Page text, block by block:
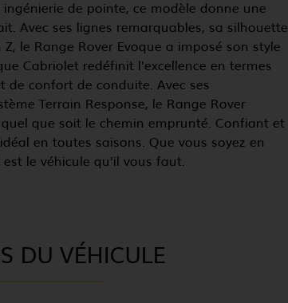
de pointe, ce modèle donne une
Avec ses lignes remarquables, sa silhouette
le Range Rover Evoque a imposé son style
Cabriolet redéfinit l'excellence en termes
de confort de conduite. Avec ses
Terrain Response, le Range Rover
que soit le chemin emprunté. Confiant et
en toutes saisons. Que vous soyez en
est le véhicule qu'il vous faut.
DU VÉHICULE